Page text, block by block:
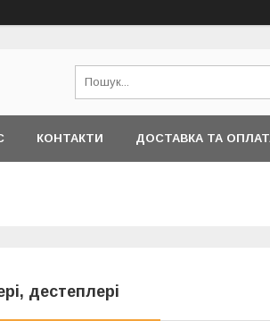
КОНТАКТИ ДОСТАВКА ТА
дестеплері